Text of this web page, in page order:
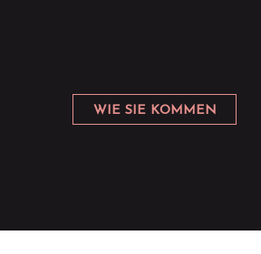
WIE SIE KOMMEN